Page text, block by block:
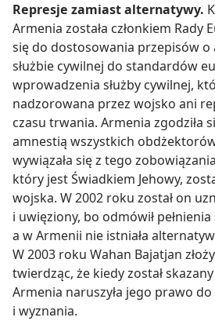
Represje zamiast alternatywy.
Armenia została członkiem Rady
się do dostosowania przepisów
służbie cywilnej do standardów
wprowadzenia służby cywilnej,
nadzorowana przez wojsko ani
czasu trwania. Armenia zgodziła
amnestią wszystkich
wywiązała się z tego
który jest Świadkiem Jehowy,
wojska. W 2002 roku został on
i uwięziony, bo odmówił
a w Armenii nie istniała
W 2003 roku Wahan Bajatjan
twierdząc, że kiedy został
Armenia naruszyła jego prawo
i wyznania.